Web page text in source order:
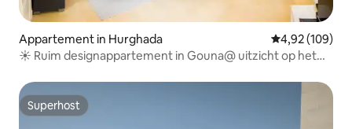
Appartement in Hurghada Gemiddelde
4,92 (109)
☀️ Ruim designappartement in Gouna@ uitzicht op het
Superhost
Superhost